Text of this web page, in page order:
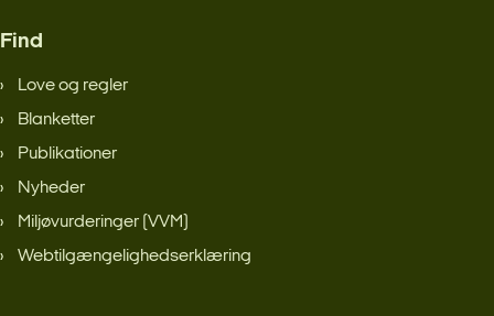
Find
Love og regler
Blanketter
Publikationer
Nyheder
Miljøvurderinger (VVM)
Webtilgængelighedserklæring